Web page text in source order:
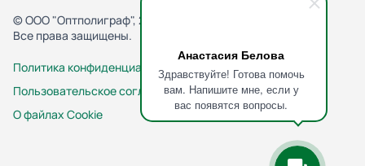
Анастасия Белова
Здравствуйте! Готова помочь
вам. Напишите мне, если у
вас появятся вопросы.
© ООО "Оптполиграф", 2013-2026
Все права защищены.
Политика конфиденциальности
Пользовательское соглашение
О файлах Cookie